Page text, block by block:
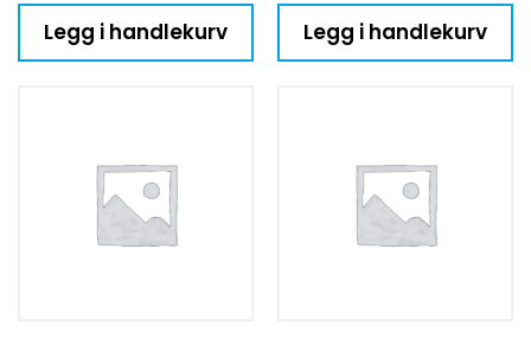
Legg i handlekurv Legg i handlekurv